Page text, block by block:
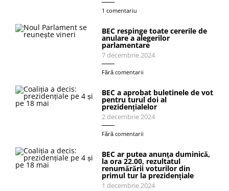
1 comentariu
BEC respinge toate cererile de
anulare a alegerilor
parlamentare
7 decembrie 2024
Fără comentarii
BEC a aprobat buletinele de vot
pentru turul doi al
prezidențialelor
2 decembrie 2024
Fără comentarii
BEC ar putea anunţa duminică,
la ora 22.00, rezultatul
renumărării voturilor din
primul tur la prezidențiale
1 decembrie 2024